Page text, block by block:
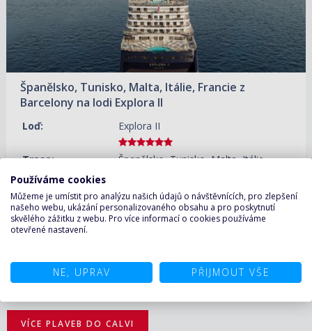
Španělsko, Tunisko, Malta, Itálie, Francie z
Barcelony na lodi Explora II
Loď: Explora II
Trasa:
Španělsko, Tunisko, Malta, Itálie,
Nalodění a
vylodění:
Barcelona, Španělsko
Trvání: 14 nocí
174 480 KČ/OS.(7 210 €)
VÍCE PLAVEB DO CALVI
Používáme cookies
Můžeme je umístit pro analýzu našich údajů o návštěvnících, pro zlepšení
našeho webu, ukázání personalizovaného obsahu a pro poskytnutí
skvělého zážitku z webu. Pro více informací o cookies používáme
otevřené nastavení.
NE, UPRAV PŘIJMOUT VŠE